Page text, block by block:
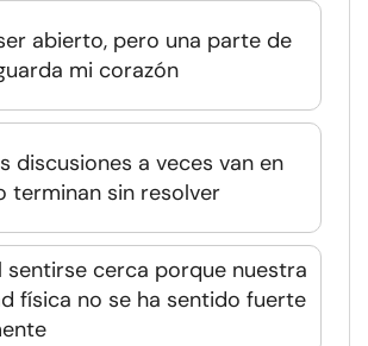
abierto, pero una parte de
mi corazón
discusiones a veces van en
terminan sin resolver
sentirse cerca porque nuestra
física no se ha sentido fuerte